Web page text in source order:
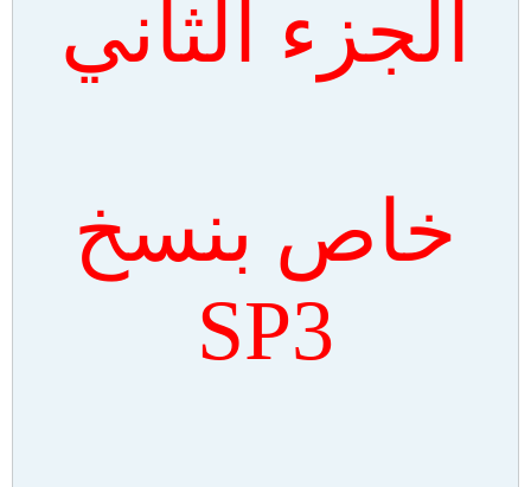
الجزء الثاني
خاص بنسخ
SP3